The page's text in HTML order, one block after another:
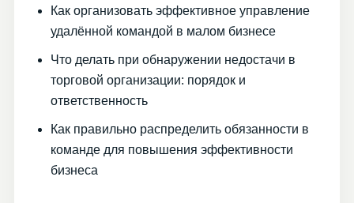
Как организовать эффективное управление
удалённой командой в малом бизнесе
Что делать при обнаружении недостачи в
торговой организации: порядок и
ответственность
Как правильно распределить обязанности в
команде для повышения эффективности
бизнеса